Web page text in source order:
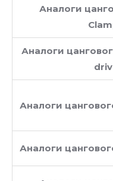
Аналоги
Аналоги
Аналоги
Аналоги